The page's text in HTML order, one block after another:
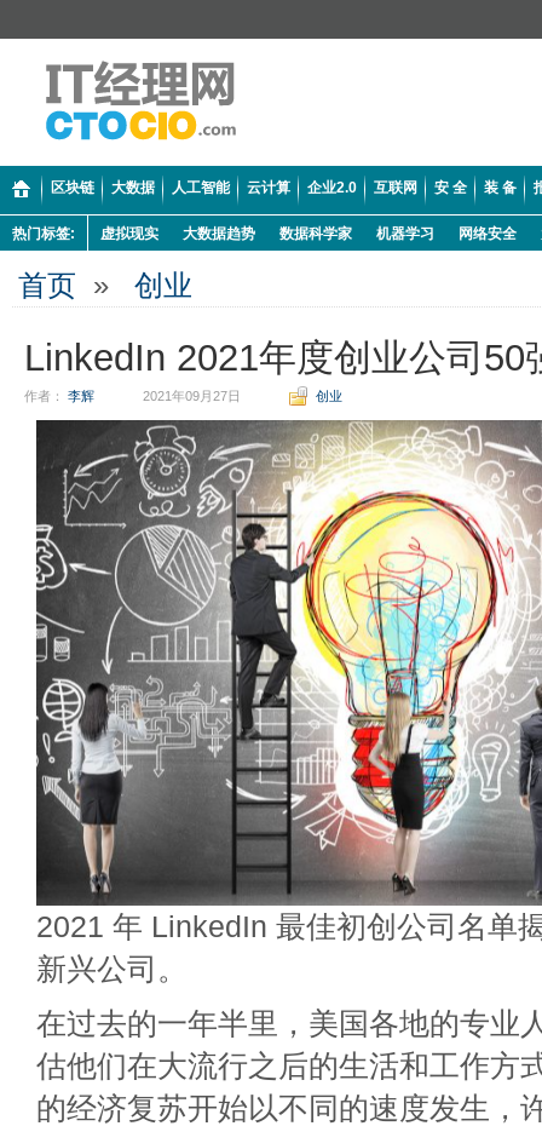
区块链 大数据 人工智能 云计算 企业2.0 互联网 安 全 装 备
热门标签: 虚拟现实 大数据趋势 数据科学家 机器学习 网络安全
首页 » 创业
LinkedIn 2021年度创业公司50
作者： 李辉 2021年09月27日 创业
2021 年 LinkedIn 最佳初创公司名单
新兴公司。
在过去的一年半里，美国各地的专业
估他们在大流行之后的生活和工作方
的经济复苏开始以不同的速度发生，